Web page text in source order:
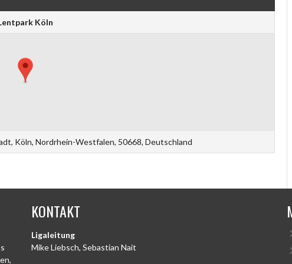
Köln
Köln, Nordrhein-Westfalen, 50668, Deutschland
KONTAKT
Ligaleitung
Mike Liebsch, Sebastian Nait